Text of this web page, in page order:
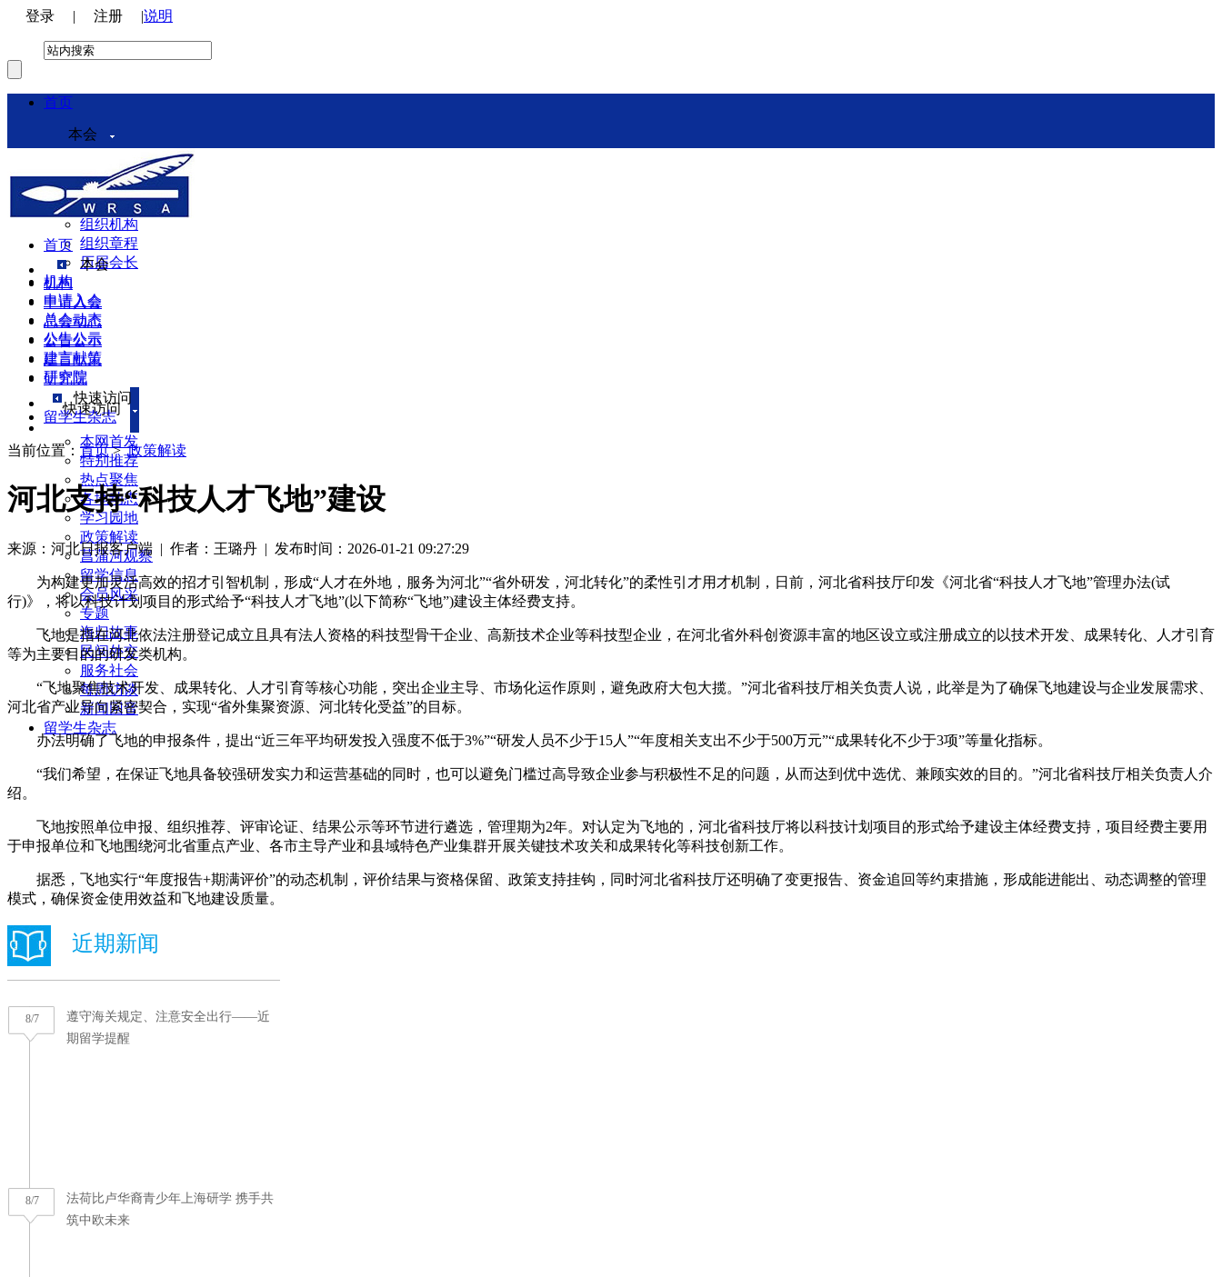
登录 | 注册 |说明
首页
本会
本会介绍
领导机构
理事会
组织机构
组织章程
历届会长
机构
申请入会
总会动态
公告公示
建言献策
研究院
快速访问
本网首发
特别推荐
热点聚焦
各地动态
学习园地
政策解读
菖蒲河观察
留学信息
会员风采
专题
海归故事
民间外交
服务社会
每周访谈
新闻回音
留学生杂志
首页
本会
机构
申请入会
总会动态
公告公示
建言献策
研究院
快速访问
留学生杂志
当前位置： 首页>政策解读
河北支持“科技人才飞地”建设
来源：河北日报客户端 | 作者：王璐丹 | 发布时间：2026-01-21 09:27:29
为构建更加灵活高效的招才引智机制，形成“人才在外地，服务为河北”“省外研发，河北转化”的柔性引才用才机制，日前，河北省科技厅印发《河北省“科技人才飞地”管理办法(试
行)》，将以科技计划项目的形式给予“科技人才飞地”(以下简称“飞地”)建设主体经费支持。
飞地是指在河北依法注册登记成立且具有法人资格的科技型骨干企业、高新技术企业等科技型企业，在河北省外科创资源丰富的地区设立或注册成立的以技术开发、成果转化、人才引育
等为主要目的的研发类机构。
“飞地聚焦技术开发、成果转化、人才引育等核心功能，突出企业主导、市场化运作原则，避免政府大包大揽。”河北省科技厅相关负责人说，此举是为了确保飞地建设与企业发展需求、
河北省产业导向紧密契合，实现“省外集聚资源、河北转化受益”的目标。
办法明确了飞地的申报条件，提出“近三年平均研发投入强度不低于3%”“研发人员不少于15人”“年度相关支出不少于500万元”“成果转化不少于3项”等量化指标。
“我们希望，在保证飞地具备较强研发实力和运营基础的同时，也可以避免门槛过高导致企业参与积极性不足的问题，从而达到优中选优、兼顾实效的目的。”河北省科技厅相关负责人介
绍。
飞地按照单位申报、组织推荐、评审论证、结果公示等环节进行遴选，管理期为2年。对认定为飞地的，河北省科技厅将以科技计划项目的形式给予建设主体经费支持，项目经费主要用
于申报单位和飞地围绕河北省重点产业、各市主导产业和县域特色产业集群开展关键技术攻关和成果转化等科技创新工作。
据悉，飞地实行“年度报告+期满评价”的动态机制，评价结果与资格保留、政策支持挂钩，同时河北省科技厅还明确了变更报告、资金追回等约束措施，形成能进能出、动态调整的管理
模式，确保资金使用效益和飞地建设质量。